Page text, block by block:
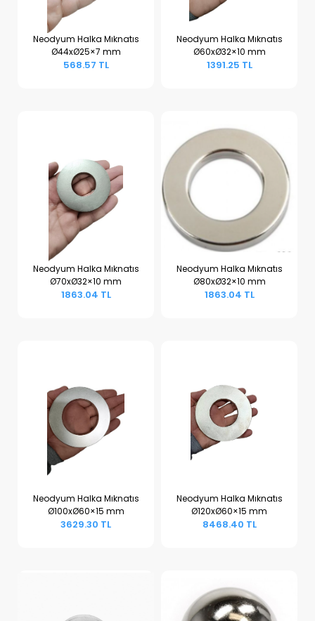
Sepete Ekle
Neodyum Halka Mıknatıs
Ø44xØ25×7 mm
568.57 TL
Sepete Ekle
Neodyum Halka Mıknatıs
Ø60xØ32×10 mm
1391.25 TL
Sepete Ekle
Neodyum Halka Mıknatıs
Ø70xØ32×10 mm
1863.04 TL
Sepete Ekle
Neodyum Halka Mıknatıs
Ø80xØ32×10 mm
1863.04 TL
Sepete Ekle
Neodyum Halka Mıknatıs
Ø100xØ60×15 mm
3629.30 TL
Sepete Ekle
Neodyum Halka Mıknatıs
Ø120xØ60×15 mm
8468.40 TL